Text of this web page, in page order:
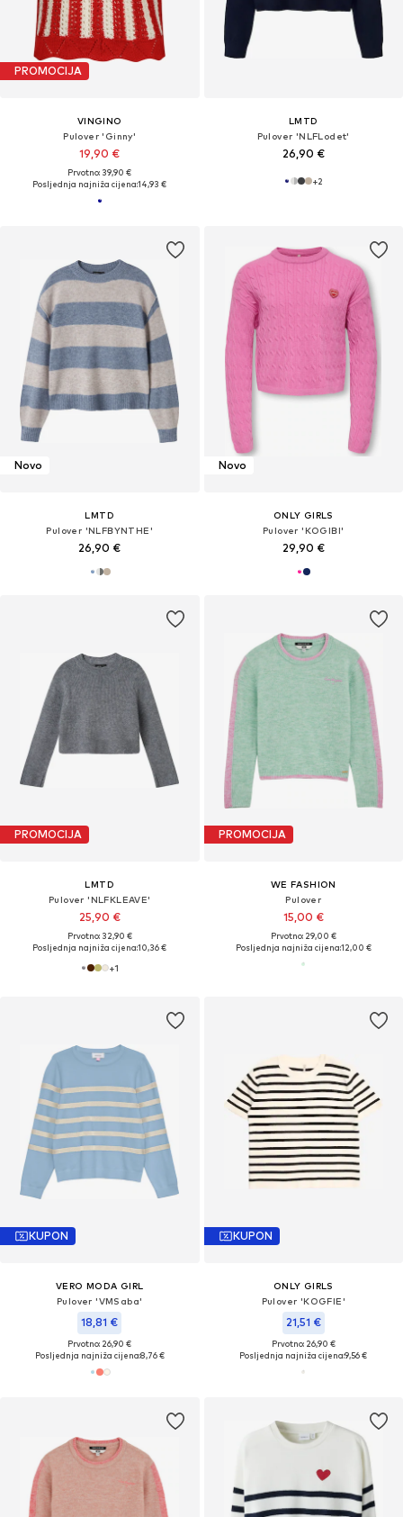
PROMOCIJA
VINGINO
Pulover 'Ginny'
19,90 €
Prvotno: 39,90 €
Posljednja najniža cijena:14,93 €
LMTD
Pulover 'NLFLodet'
26,90 €
+2
Novo
LMTD
Pulover 'NLFBYNTHE'
26,90 €
Novo
ONLY GIRLS
Pulover 'KOGIBI'
29,90 €
PROMOCIJA
LMTD
Pulover 'NLFKLEAVE'
25,90 €
Prvotno: 32,90 €
Posljednja najniža cijena:10,36 €
+1
PROMOCIJA
WE FASHION
Pulover
15,00 €
Prvotno: 29,00 €
Posljednja najniža cijena:12,00 €
KUPON
VERO MODA GIRL
Pulover 'VMSaba'
18,81 €
Prvotno: 26,90 €
Posljednja najniža cijena:8,76 €
KUPON
ONLY GIRLS
Pulover 'KOGFIE'
21,51 €
Prvotno: 26,90 €
Posljednja najniža cijena:9,56 €